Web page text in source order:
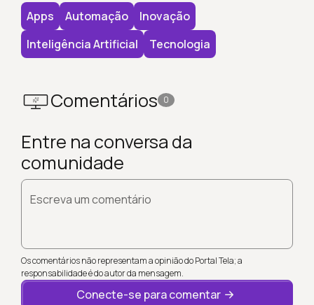
Apps Automação
Inovação
Inteligência Artificial
Tecnologia
Comentários 0
Entre na conversa da
comunidade
Escreva um comentário
Os comentários não representam a opinião do Portal Tela; a
responsabilidade é do autor da mensagem.
Conecte-se para comentar